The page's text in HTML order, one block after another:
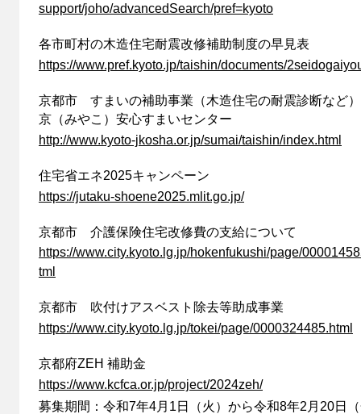
support/joho/advancedSearch/pref=kyoto
各市町村の木造住宅耐震改修補助制度の早見表
https://www.pref.kyoto.jp/taishin/documents/
京都市 すまいの補助事業（木造住宅の耐震診断な
京（みやこ）安心すまいセンター
http://www.kyoto-jkosha.or.jp/sumai/taishin/index.html
住宅省エネ2025キャンペーン
https://jutaku-shoene2025.mlit.go.jp/
京都市 介護保険住宅改修費の支給について
https://www.city.kyoto.lg.jp/hokenfukushi/page/
tml
京都市 吹付けアスベスト除去等助成事業
https://www.city.kyoto.lg.jp/tokei/page/0000324485.html
京都府ZEH 補助金
https://www.kcfca.or.jp/project/2024zeh/
募集期間：令和7年4月1日（火）から令和8年2月20日